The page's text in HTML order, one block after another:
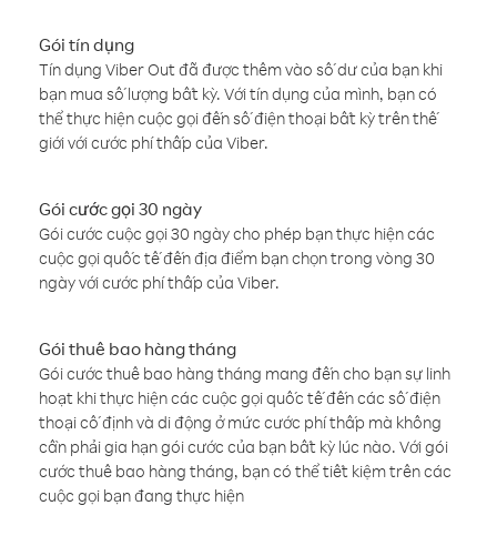
Gói tín dụng
Tín dụng Viber Out đã được thêm vào số dư của bạn khi
bạn mua số lượng bất kỳ. Với tín dụng của mình, bạn có
thể thực hiện cuộc gọi đến số điện thoại bất kỳ trên thế
giới với cước phí thấp của Viber.
Gói cước gọi 30 ngày
Gói cước cuộc gọi 30 ngày cho phép bạn thực hiện các
cuộc gọi quốc tế đến địa điểm bạn chọn trong vòng 30
ngày với cước phí thấp của Viber.
Gói thuê bao hàng tháng
Gói cước thuê bao hàng tháng mang đến cho bạn sự linh
hoạt khi thực hiện các cuộc gọi quốc tế đến các số điện
thoại cố định và di động ở mức cước phí thấp mà không
cần phải gia hạn gói cước của bạn bất kỳ lúc nào. Với gói
cước thuê bao hàng tháng, bạn có thể tiết kiệm trên các
cuộc gọi bạn đang thực hiện